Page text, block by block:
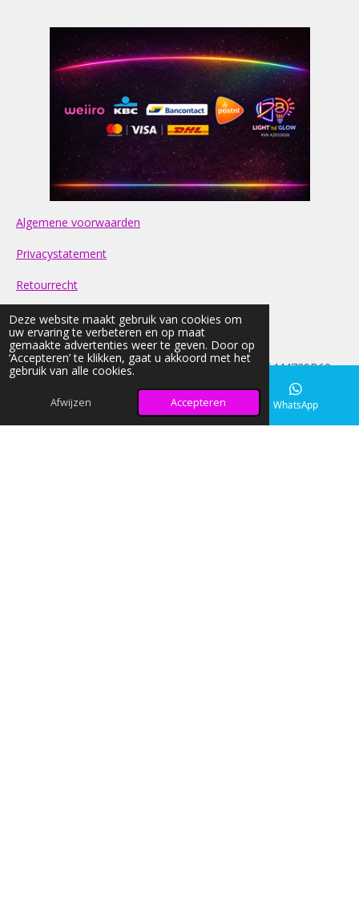
Deze website maakt gebruik van cookies om
uw ervaring te verbeteren en op maat
gemaakte advertenties weer te geven. Door op
‘Accepteren’ te klikken, gaat u akkoord met het
gebruik van alle cookies.
Afwijzen Accepteren
Algemene voorwaarden
Privacystatement
Retourrecht
Contact
FAQ
© 2026 light-nd-glow KVK: 42033026 BTW:NL005444729B69
Alle prijzen op onze website zijn Inclusief BTW
E-mailadres Instagram WhatsApp